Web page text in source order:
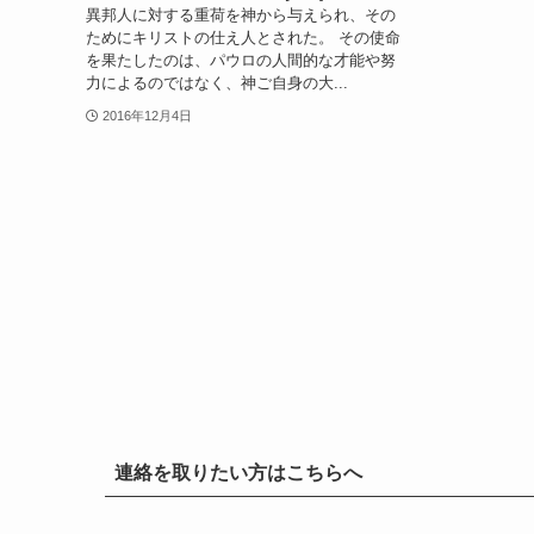
異邦人に対する重荷を神から与えられ、その
ためにキリストの仕え人とされた。 その使命
を果たしたのは、パウロの人間的な才能や努
力によるのではなく、神ご自身の大...
2016年12月4日
連絡を取りたい方はこちらへ